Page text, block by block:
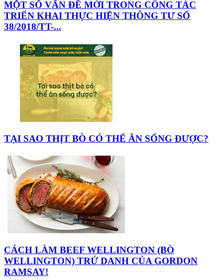
MỘT SỐ VẤN ĐỀ MỚI TRONG CÔNG TÁC
TRIỂN KHAI THỰC HIỆN THÔNG TƯ SỐ
38/2018/TT-...
TẠI SAO THỊT BÒ CÓ THỂ ĂN SỐNG ĐƯỢC?
CÁCH LÀM BEEF WELLINGTON (BÒ
WELLINGTON) TRỨ DANH CỦA GORDON
RAMSAY!